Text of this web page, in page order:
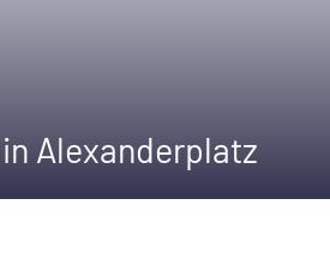
Alexanderplatz